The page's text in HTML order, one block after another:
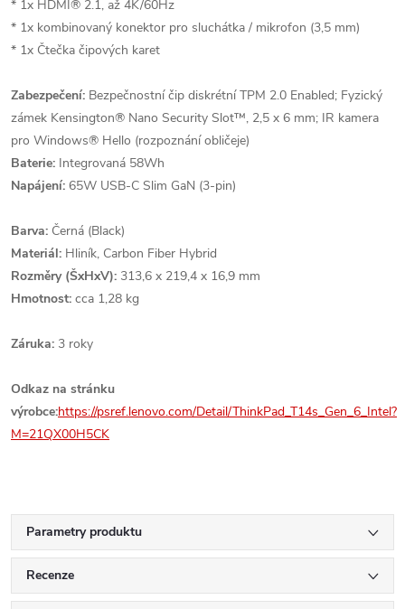
* 1x HDMI® 2.1, až 4K/60Hz
* 1x kombinovaný konektor pro sluchátka / mikrofon (3,5 mm)
* 1x Čtečka čipových karet
Zabezpečení: Bezpečnostní čip diskrétní TPM 2.0 Enabled; Fyzický
zámek Kensington® Nano Security Slot™, 2,5 x 6 mm; IR kamera
pro Windows® Hello (rozpoznání obličeje)
Baterie: Integrovaná 58Wh
Napájení: 65W USB-C Slim GaN (3-pin)
Barva: Černá (Black)
Materiál: Hliník, Carbon Fiber Hybrid
Rozměry (ŠxHxV): 313,6 x 219,4 x 16,9 mm
Hmotnost: cca 1,28 kg
Záruka: 3 roky
Odkaz na stránku
výrobce:https://psref.lenovo.com/Detail/ThinkPad_T14s_Gen_6_Intel?
M=21QX00H5CK
Parametry produktu
Recenze